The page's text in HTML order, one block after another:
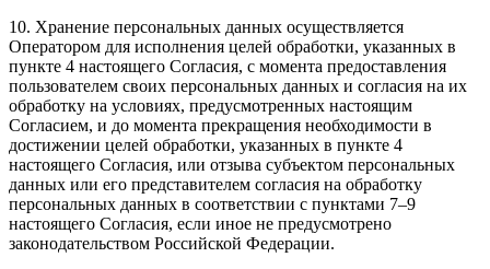
10. Хранение персональных данных осуществляется
Оператором для исполнения целей обработки, указанных в
пункте 4 настоящего Согласия, с момента предоставления
пользователем своих персональных данных и согласия на их
обработку на условиях, предусмотренных настоящим
Согласием, и до момента прекращения необходимости в
достижении целей обработки, указанных в пункте 4
настоящего Согласия, или отзыва субъектом персональных
данных или его представителем согласия на обработку
персональных данных в соответствии с пунктами 7–9
настоящего Согласия, если иное не предусмотрено
законодательством Российской Федерации.